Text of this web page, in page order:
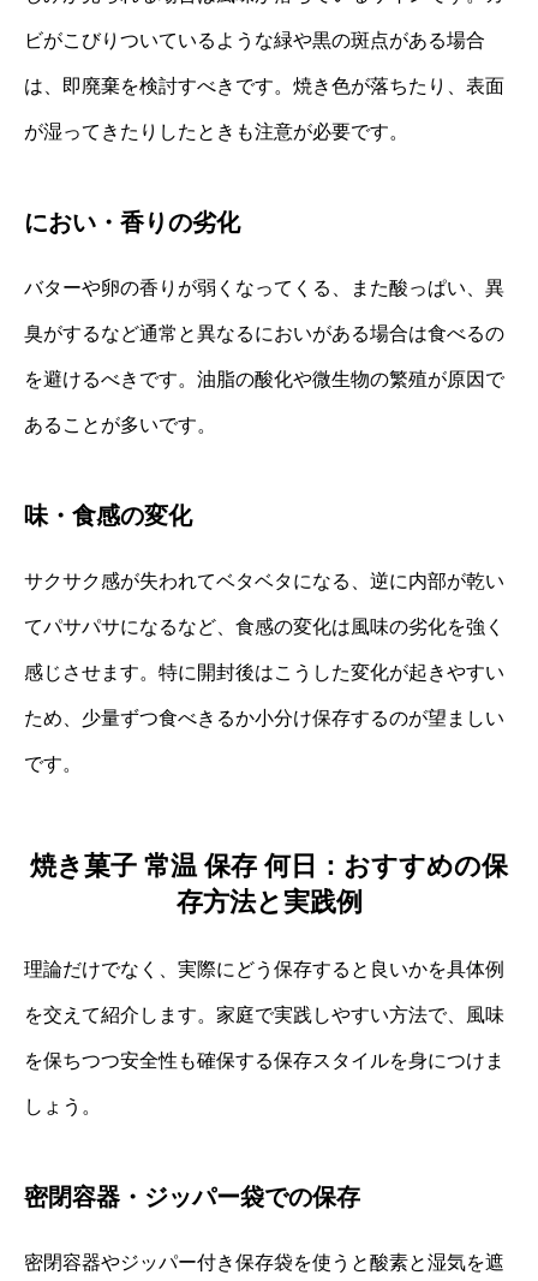
ビがこびりついているような緑や黒の斑点がある場合
は、即廃棄を検討すべきです。焼き色が落ちたり、表面
が湿ってきたりしたときも注意が必要です。
におい・香りの劣化
バターや卵の香りが弱くなってくる、また酸っぱい、異
臭がするなど通常と異なるにおいがある場合は食べるの
を避けるべきです。油脂の酸化や微生物の繁殖が原因で
あることが多いです。
味・食感の変化
サクサク感が失われてベタベタになる、逆に内部が乾い
てパサパサになるなど、食感の変化は風味の劣化を強く
感じさせます。特に開封後はこうした変化が起きやすい
ため、少量ずつ食べきるか小分け保存するのが望ましい
です。
焼き菓子 常温 保存 何日：おすすめの保
存方法と実践例
理論だけでなく、実際にどう保存すると良いかを具体例
を交えて紹介します。家庭で実践しやすい方法で、風味
を保ちつつ安全性も確保する保存スタイルを身につけま
しょう。
密閉容器・ジッパー袋での保存
密閉容器やジッパー付き保存袋を使うと酸素と湿気を遮